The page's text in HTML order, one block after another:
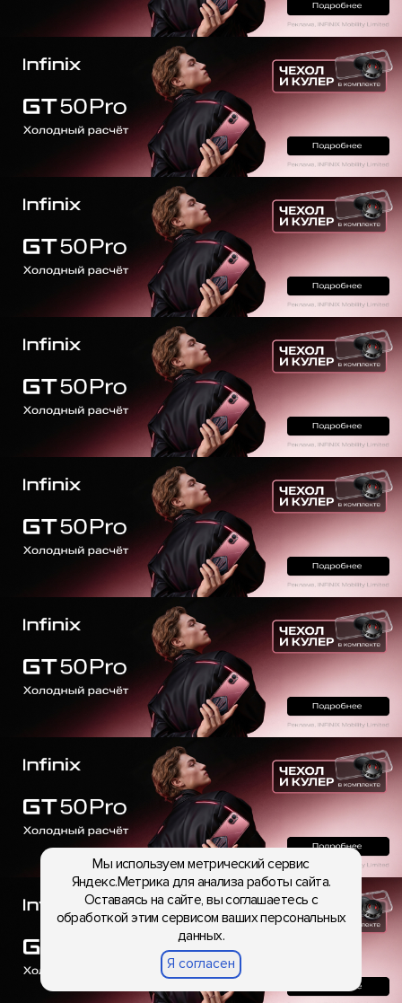
Мы используем метрический сервис
Яндекс.Метрика для анализа работы сайта.
Оставаясь на сайте, вы соглашаетесь с
обработкой этим сервисом ваших персональных
данных.
Я согласен